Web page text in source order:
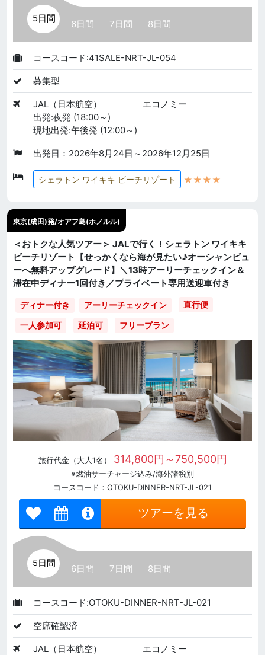
5日間
6日間 7日間 8日間
コースコード:41SALE-NRT-JL-054
募集型
JAL（日本航空）
エコノミー
出発:夜発 (18:00～)
現地出発:午後発 (12:00～)
出発日：2026年8月24日～2026年12月25日
シェラトン ワイキキ ビーチリゾート ★★★★
東京(成田)発/オアフ島(ホノルル)
＜おトクな人気ツアー＞ JALで行く！シェラトン ワイキキ
ビーチリゾート【せっかくなら海が見たい♪オーシャンビュ
ーへ無料アップグレード】＼13時アーリーチェックイン＆
滞在中ディナー1回付き／プライベート専用送迎車付き
ディナー付き アーリーチェックイン 直行便
一人参加可 延泊可 フリープラン
旅行代金（大人1名） 314,800円～750,500円
※燃油サーチャージ込み/海外諸税別
コースコード：OTOKU-DINNER-NRT-JL-021
ツアーを見る
5日間
6日間 7日間 8日間
コースコード:OTOKU-DINNER-NRT-JL-021
空席確認済
JAL（日本航空）
エコノミー